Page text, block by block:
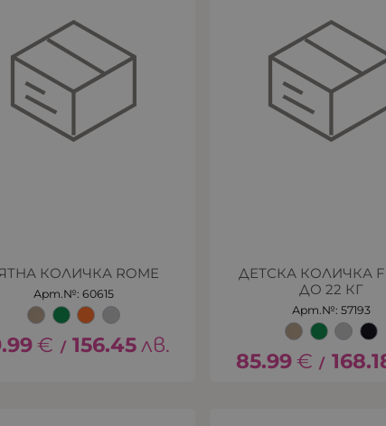
КОЛИЧКА ROME
Арт.№: 60615
€ / 156.45лв.
ДЕТСКА КОЛИЧКА
ДО 22 КГ
Арт.№: 57193
85.99€ /